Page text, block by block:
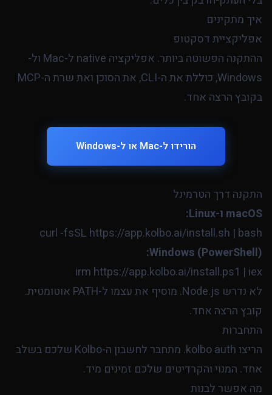
איך מתקינים
אפליקציית דסקטופ
ההתקנה הפשוטה ביותר. אפליקציה native ל-Mac ול-
Windows, כוללת את ה-CLI, את הסוכן ואת שרת ה-MCP
בקובץ הרצה אחד.
הורידו ל-Mac או ל-Windows
התקנה דרך הטרמינל
macOS ו-Linux:
curl -fsSL https://app.kolbo.ai/install.sh | bash
Windows (PowerShell):
irm https://app.kolbo.ai/install.ps1 | iex
לא נדרש Node.js. מוסיף את עצמו ל-PATH אוטומטית.
קובץ הרצה אחד.
התחברות
הריצו kolbo auth
. מתחבר לחשבון ה-Kolbo שלכם בשלב
אחד. המנוי והקרדיטים שלכם זמינים מיד.
מה אפשר לבנות